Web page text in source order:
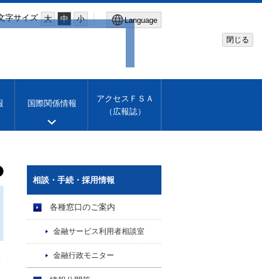
字サイズ 大 中 小 Language
Machine translation
閉じる
国際関係情報
アクセスＦＳＡ
（広報誌）
相談・手続・採用情報
各種窓口のご案内
金融サービス利用者相談室
金融行政モニター